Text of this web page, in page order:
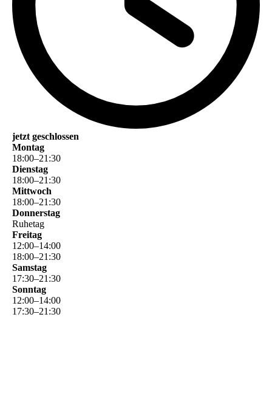
jetzt geschlossen
Montag
18:00–21 :30
Dienstag
18:00–21 :30
Mittwoch
18:00–21 :30
Donnerstag
Ruhetag
Freitag
12:00–14:00
18:00–21 :30
Samstag
17:30–21 :30
Sonntag
12:00–14:00
17:30–21 :30